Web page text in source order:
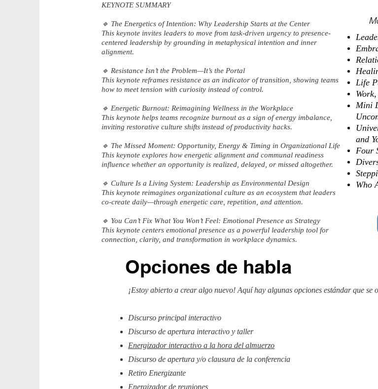
KEYNOTE SUMMARY
🔹 The Energetics of Intention: Why Leadership Starts at the Center
This keynote invites leaders to move from task-driven urgency to presence-
centered leadership by grounding in metaphysical intention and inner
alignment.
🔹 Resistance Isn’t the Problem—It’s the Portal
This keynote reframes resistance as an indicator of transition, showing teams
how to meet tension with curiosity instead of control.
🔹 Energetic Burnout: Reimagining Wellness in the Workplace
This keynote helps teams recognize burnout as a sign of energy imbalance,
inviting restorative culture shifts instead of productivity hacks.
🔹 The Missed Moment: Opportunity, Energy & Timing in Organizational Life
This keynote explores how energetic alignment and communal readiness
influence whether an opportunity is realized, delayed, or missed altogether.
🔹 Culture Is a Living System: Leadership as Environmental Design
This keynote reimagines organizational culture as an ecosystem that leaders
co-create daily—through energetic care, repetition, and attention.
🔹 You Can’t Fix What You Won’t Feel: Emotional Presence as Strategy
This keynote centers emotional presence as a powerful leadership tool for
connection, clarity, and transformation in workplace dynamics.
Life
Mini
and
Four
Who
Opciones de habla
¡Estoy abierto a crear algo nuevo! Aquí hay algunas opciones estándar que se
Discurso principal interactivo
Discurso de apertura interactivo y taller
Energizador interactivo a la hora del almuerzo
Discurso de apertura y/o clausura de la conferencia
Retiro Energizante
Energizador de reuniones